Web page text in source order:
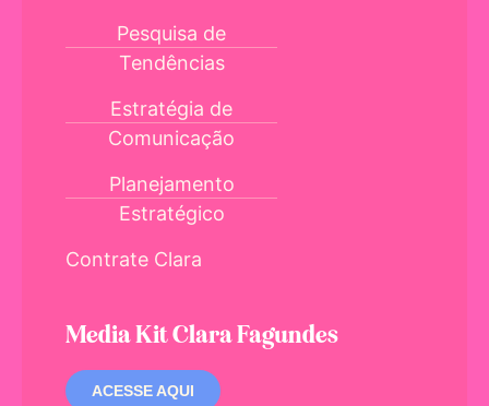
Pesquisa de
Tendências
Estratégia de
Comunicação
Planejamento
Estratégico
Contrate Clara
Media Kit Clara Fagundes
ACESSE AQUI